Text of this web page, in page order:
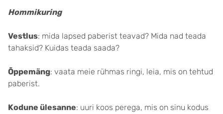
Hommikuring
Vestlus: mida lapsed paberist teavad? Mida nad teada
tahaksid? Kuidas teada saada?
Õppemäng: vaata meie rühmas ringi, leia, mis on tehtud
paberist.
Kodune ülesanne: uuri koos perega, mis on sinu kodus